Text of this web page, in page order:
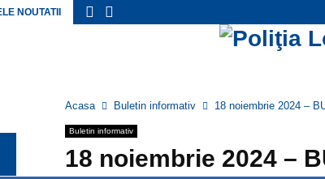
NOUTATII
Acasa Buletin informativ 18 noiembrie 2024 –
Buletin informativ
18 noiembrie 2024 –